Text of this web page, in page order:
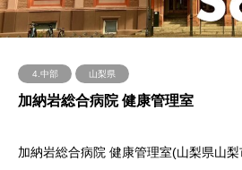
4.中部 山梨県
加納岩総合病院 健康管理室
加納岩総合病院 健康管理室(山梨県山